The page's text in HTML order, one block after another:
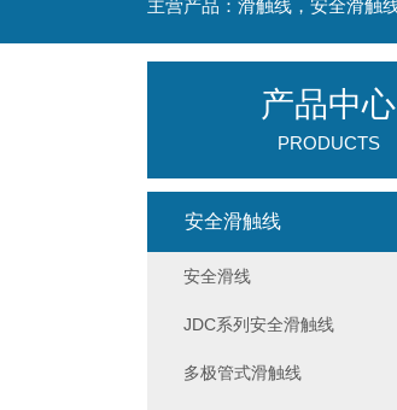
产品中心
PRODUCTS
安全滑触线
安全滑线
JDC系列安全滑触线
多极管式滑触线